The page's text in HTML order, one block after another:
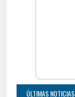
ÚLTIMAS NOTICIAS